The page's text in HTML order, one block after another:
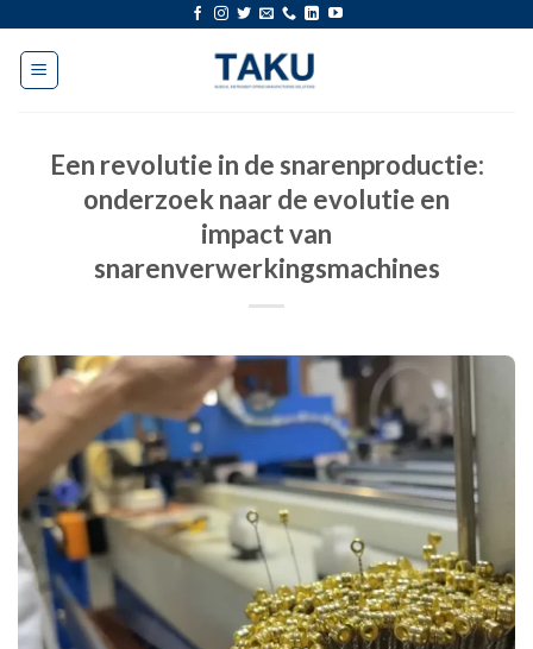
artikel
Een revolutie in de snarenproductie:
onderzoek naar de evolutie en
impact van
snarenverwerkingsmachines